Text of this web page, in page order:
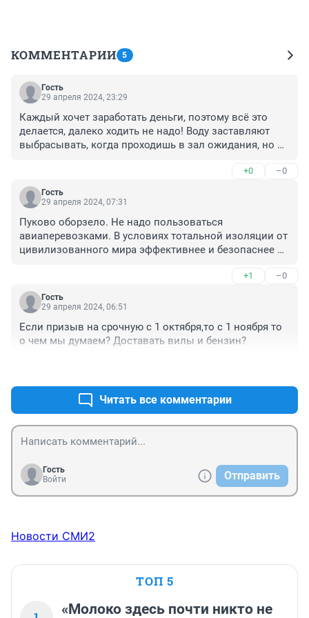
КОММЕНТАРИИ 5
Гость
29 апреля 2024, 23:29
Каждый хочет заработать деньги, поэтому всё это
делается, далеко ходить не надо! Воду заставляют
выбрасывать, когда проходишь в зал ожидания, но
пьяных говорят, что нельзя садить в самолёт, тогда
почему там же в кафе, в зале ожидания продают
алкоголь?!!! Да, ещё крепкие напитки, коньяки!!!
+0 –0
Гость
29 апреля 2024, 07:31
Пуково оборзело. Не надо пользоваться
авиаперевозками. В условиях тотальной изоляции от
цивилизованного мира эффективнее и безопаснее
аэропортовские пусть свистнут в хэ, я считаю+1 –0
Гость
29 апреля 2024, 06:51
Если призыв на срочную с 1 октября,то с 1 ноября то
о чем мы думаем? Доставать вилы и бензин?
Читать все комментарии
Гость
Войти
Отправить
Новости СМИ2
ТОП 5
«Молоко здесь почти никто не